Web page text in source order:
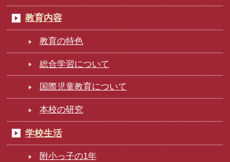
教育内容
教育の特色
総合学習について
国際児童教育について
本校の研究
学校生活
附小っ子の1年